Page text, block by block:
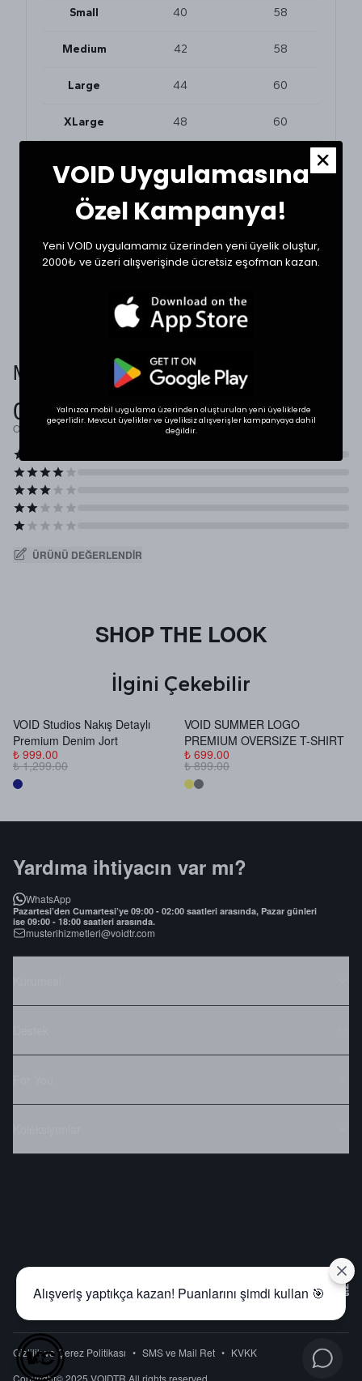
Small 40 58
Medium 42 58
Large 44 60
XLarge 48 60
BEDEN VE UYUMLULUK
Tekstil ürünlerinde beden seçimi modellere göre
değişkenlik gösterebilir. En doğru seçim için
karşılaştırabilirsiniz.
* Ölçülerde +1/-1 cm farklılık olabilir.
Müşteri Yorumları
0.0
Ortalama Puan
ÜRÜNÜ DEĞERLENDIR
SHOP THE LOOK
İlgini Çekebilir
VOID Studios Nakış Detaylı
Premium Denim Jort
₺ 999.00
₺ 1,299.00
VOID SUMMER LOGO
PREMIUM OVERSIZE T-SHIRT
₺ 699.00
₺ 899.00
Yardıma ihtiyacın var mı?
WhatsApp
Pazartesi’den Cumartesi’ye 09:00 - 02:00 saatleri arasında, Pazar günleri
ise 09:00 - 18:00 saatleri arasında.
musterihizmetleri@voidtr.com
Gizlilik ve Çerez Politikası • SMS ve Mail Ret • KVKK
Copyright© 2025 VOIDTR All rights reserved.
VOID Uygulamasına
Özel Kampanya!
Yeni VOID uygulamamız üzerinden yeni üyelik oluştur,
2000₺ ve üzeri alışverişinde ücretsiz eşofman kazan.
Yalnızca mobil uygulama üzerinden oluşturulan yeni üyeliklerde
geçerlidir. Mevcut üyelikler ve üyeliksiz alışverişler kampanyaya dahil
değildir.
Alışveriş yaptıkça kazan! Puanlarını şimdi kullan 🎯